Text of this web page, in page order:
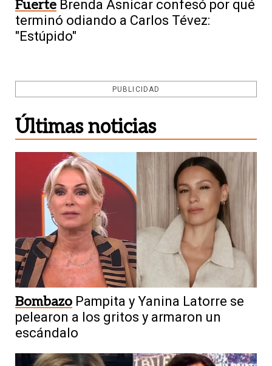
Fuerte Brenda Asnicar confesó por qué
terminó odiando a Carlos Tévez:
"Estúpido"
PUBLICIDAD
Últimas noticias
Bombazo Pampita y Yanina Latorre se
pelearon a los gritos y armaron un
escándalo